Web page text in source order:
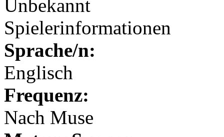
Unbekannt
Spielerinformationen
Sprache/n:
Englisch
Frequenz:
Nach Muse